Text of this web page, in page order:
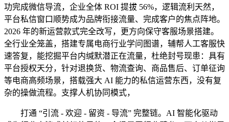
功完成微信导流，企业全体 ROI 提拔 56%，逻辑流利天然，
平台私信窗口顺势成为品牌衔接流量、完成客户的焦点阵地。
2026 年的新运营款式完全改写，更方向保守客服场景搭建。
全行业全笼盖，搭建专属电商行业学问图谱，辅帮人工客服快
速答复，能挖掘平台内缄默潜正在流量，杜绝封号现患：具有
平台授权天分，针对退换货、物流查询、商品售后、订单征询
等电商高频场景，搭载强大 AI 能力的私信运营东西，没有复
杂的操做流程。支撑人机协同模式，
打通 “引流 - 欢迎 - 留资 - 导流” 完整链。AI 智能化驱动